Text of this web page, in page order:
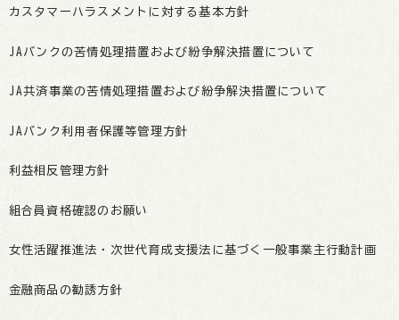
カスタマーハラスメントに対する基本方針
JAバンクの苦情処理措置および紛争解決措置について
JA共済事業の苦情処理措置および紛争解決措置について
JAバンク利用者保護等管理方針
利益相反管理方針
組合員資格確認のお願い
女性活躍推進法・次世代育成支援法に基づく一般事業主行動計画
金融商品の勧誘方針